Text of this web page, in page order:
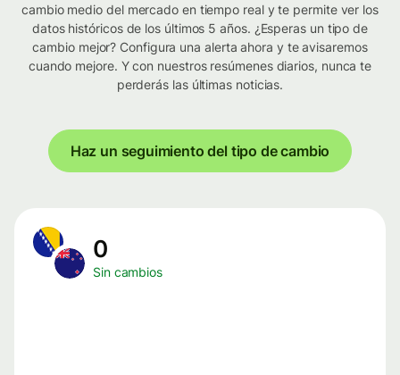
cambio medio del mercado en tiempo real y te permite ver los
datos históricos de los últimos 5 años. ¿Esperas un tipo de
cambio mejor? Configura una alerta ahora y te avisaremos
cuando mejore. Y con nuestros resúmenes diarios, nunca te
perderás las últimas noticias.
Haz un seguimiento del tipo de cambio
0
Sin cambios